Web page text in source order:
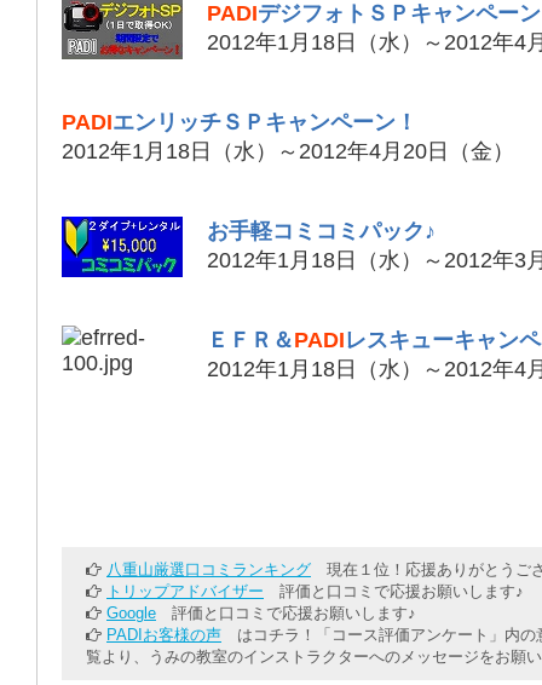
PADIデジフォトＳＰキャンペー
2012年1月18日（水）～2012年4
PADIエンリッチＳＰキャンペーン！
2012年1月18日（水）～2012年4月20日（金）
お手軽コミコミパック♪
2012年1月18日（水）～2012年3
ＥＦＲ＆PADIレスキューキャン
2012年1月18日（水）～2012年4
八重山厳選口コミランキング 現在１位！応援ありがとうご
トリップアドバイザー 評価と口コミで応援お願いします♪
Google 評価と口コミで応援お願いします♪
PADIお客様の声 はコチラ！「コース評価アンケート」内の
覧より、うみの教室のインストラクターへのメッセージをお願